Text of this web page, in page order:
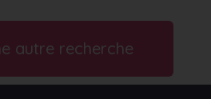
autre recherche